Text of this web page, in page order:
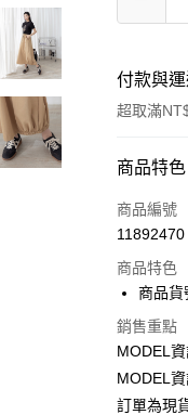
付款與
超取滿
付款方式
信用卡一
LINE Pay
Apple Pay
商品特色
商品編號
11892470
商品特色
商品貨
銷售重點
MODEL
MODEL
訂單為現